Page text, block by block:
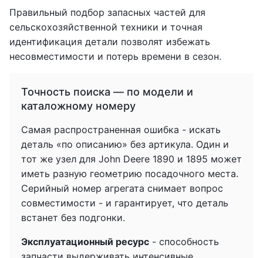
Правильный подбор запасных частей для
сельскохозяйственной техники и точная
идентификация детали позволят избежать
несовместимости и потерь времени в сезон.
Точность поиска — по модели и
каталожному номеру
Самая распространенная ошибка - искать
деталь «по описанию» без артикула. Один и
тот же узел для John Deere 1890 и 1895 может
иметь разную геометрию посадочного места.
Серийный номер агрегата снимает вопрос
совместимости - и гарантирует, что деталь
встанет без подгонки.
Эксплуатационный ресурс - способность